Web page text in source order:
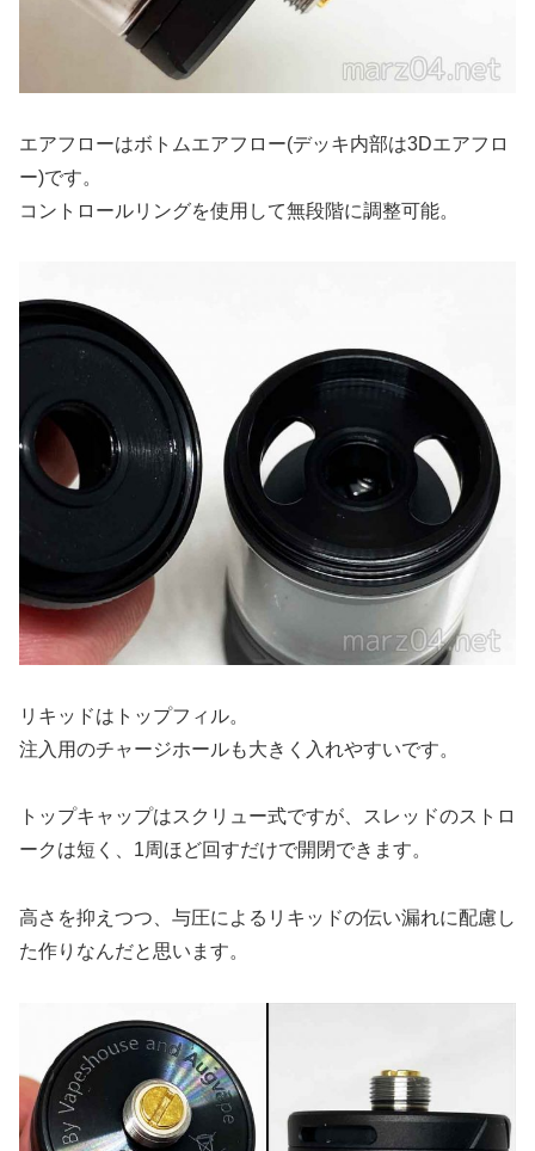
エアフローはボトムエアフロー(デッキ内部は3Dエアフロ
ー)です。
コントロールリングを使用して無段階に調整可能。
リキッドはトップフィル。
注入用のチャージホールも大きく入れやすいです。
トップキャップはスクリュー式ですが、スレッドのストロ
ークは短く、1周ほど回すだけで開閉できます。
高さを抑えつつ、与圧によるリキッドの伝い漏れに配慮し
た作りなんだと思います。